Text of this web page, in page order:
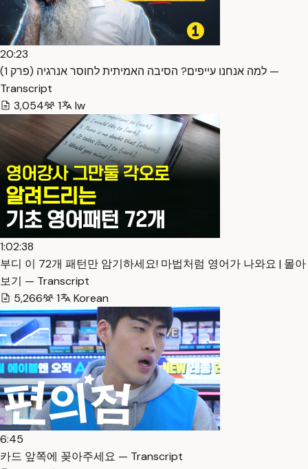
20:23
למה אנחנו עייפים? הסיבה האמיתית לחוסר אנרגיה (פרק 1) —
Transcript
3,054
1 Iw
1:02:38
부디 이 72개 패턴만 암기하세요! 마법처럼 영어가 나와요 | 몰아
보기 — Transcript
5,266
1 Korean
6:45
카드 앞쪽에 꽂아주세요 — Transcript